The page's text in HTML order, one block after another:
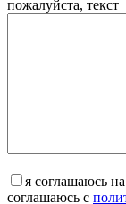
пожалуйста, текст
я соглашаюсь на
соглашаюсь с